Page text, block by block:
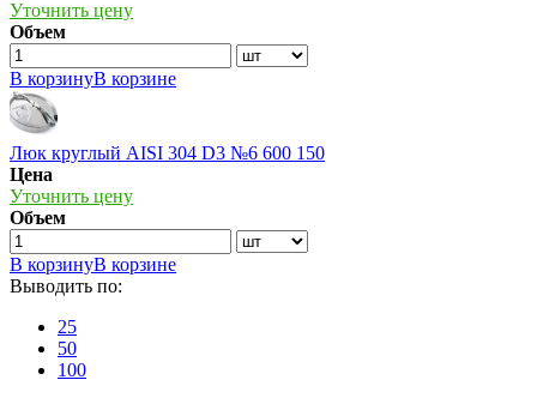
Уточнить цену
Объем
В корзинуВ корзине
Люк круглый AISI 304 D3 №6 600 150
Цена
Уточнить цену
Объем
В корзинуВ корзине
Выводить по:
25
50
100